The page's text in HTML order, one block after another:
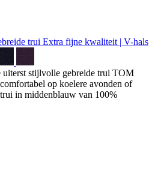
trui Extra fijne kwaliteit | V-hals
uiterst stijlvolle gebreide trui TOM
op koelere avonden of
in middenblauw van 100%